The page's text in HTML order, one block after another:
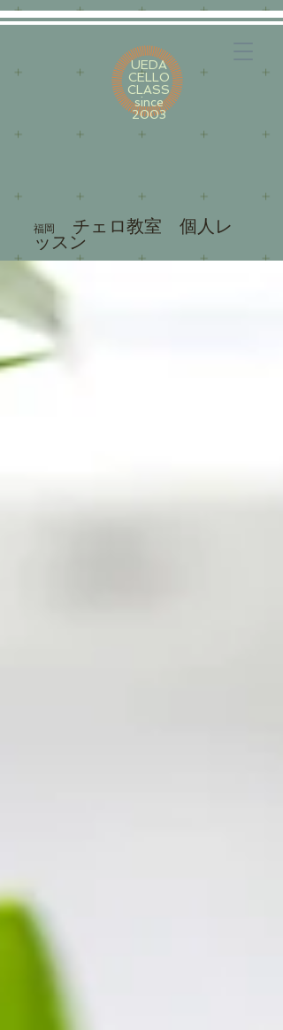
UEDA
CELLO
CLASS
since
2003
福岡 ​ チェロ教室 個人レ
ッスン